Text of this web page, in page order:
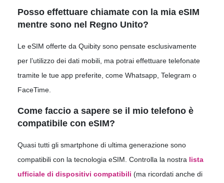
Posso effettuare chiamate con la mia eSIM
mentre sono nel Regno Unito?
Le eSIM offerte da Quibity sono pensate esclusivamente
per l’utilizzo dei dati mobili, ma potrai effettuare telefonate
tramite le tue app preferite, come Whatsapp, Telegram o
FaceTime.
Come faccio a sapere se il mio telefono è
compatibile con eSIM?
Quasi tutti gli smartphone di ultima generazione sono
compatibili con la tecnologia eSIM. Controlla la nostra lista
ufficiale di dispositivi compatibili (ma ricordati anche di